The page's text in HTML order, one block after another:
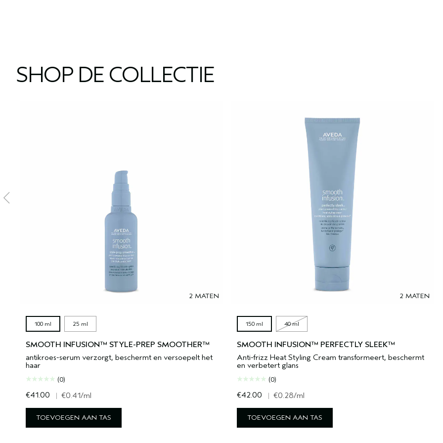
SHOP DE COLLECTIE
2 MATEN
100 ml 25 ml
SMOOTH INFUSION™ STYLE-PREP SMOOTHER™
antikroes-serum verzorgt, beschermt en versoepelt het
haar
(0)
€41.00 | €0.41/ml
TOEVOEGEN AAN TAS
2 MATEN
150 ml 40 ml
SMOOTH INFUSION™ PERFECTLY SLEEK™
Anti-frizz Heat Styling Cream transformeert, beschermt
en verbetert glans
(0)
€42.00 | €0.28/ml
TOEVOEGEN AAN TAS